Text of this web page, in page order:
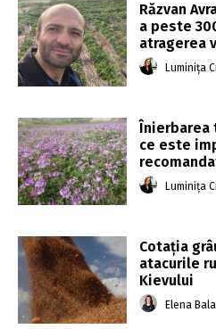
Răzvan
a peste
atragerea
Luminița
Înierbarea
ce este
Luminița
Cotaţia
atacurile
Kievului
Elena